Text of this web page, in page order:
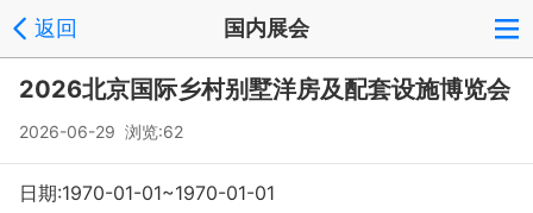
返回 国内展会
2026北京国际乡村别墅洋房及配套设施博览会
2026-06-29 浏览:62
日期:1970-01-01~1970-01-01